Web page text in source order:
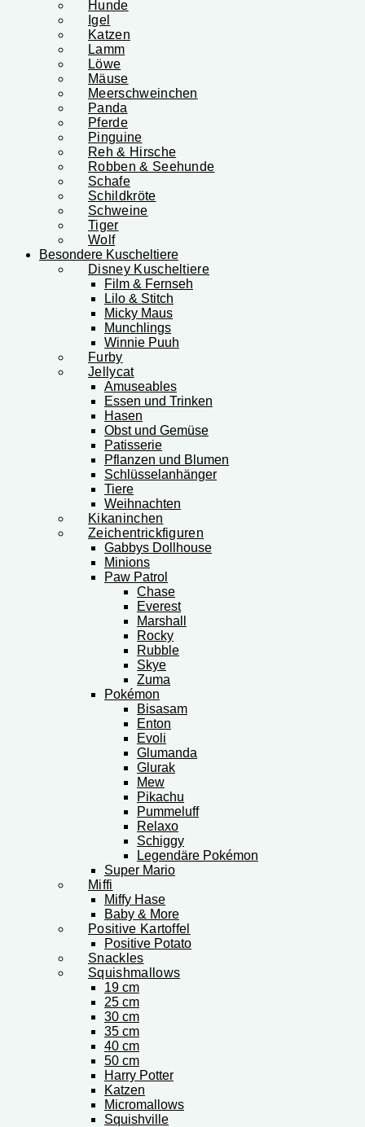
Hunde
Igel
Katzen
Lamm
Löwe
Mäuse
Meerschweinchen
Panda
Pferde
Pinguine
Reh & Hirsche
Robben & Seehunde
Schafe
Schildkröte
Schweine
Tiger
Wolf
Besondere Kuscheltiere
Disney Kuscheltiere
Film & Fernseh
Lilo & Stitch
Micky Maus
Munchlings
Winnie Puuh
Furby
Jellycat
Amuseables
Essen und Trinken
Hasen
Obst und Gemüse
Patisserie
Pflanzen und Blumen
Schlüsselanhänger
Tiere
Weihnachten
Kikaninchen
Zeichentrickfiguren
Gabbys Dollhouse
Minions
Paw Patrol
Chase
Everest
Marshall
Rocky
Rubble
Skye
Zuma
Pokémon
Bisasam
Enton
Evoli
Glumanda
Glurak
Mew
Pikachu
Pummeluff
Relaxo
Schiggy
Legendäre Pokémon
Super Mario
Miffi
Miffy Hase
Baby & More
Positive Kartoffel
Positive Potato
Snackles
Squishmallows
19 cm
25 cm
30 cm
35 cm
40 cm
50 cm
Harry Potter
Katzen
Micromallows
Squishville